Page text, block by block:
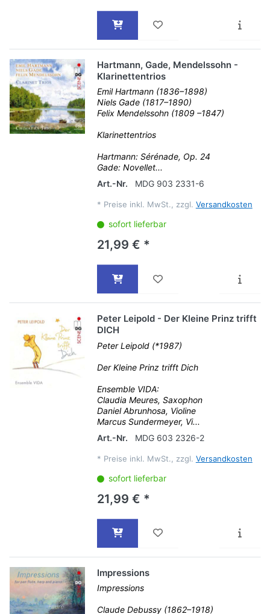
Hartmann, Gade, Mendelssohn -
Klarinettentrios
Emil Hartmann (1836–1898)
Niels Gade (1817–1890)
Felix Mendelssohn (1809 –1847)
Klarinettentrios
Hartmann: Sérénade, Op. 24
Gade: Novellet...
Art.-Nr.
MDG 903 2331-6
* Preise inkl. MwSt., zzgl. Versandkosten
sofort lieferbar
21,99 € *
Peter Leipold - Der Kleine Prinz trifft
DICH
Peter Leipold (*1987)
Der Kleine Prinz trifft Dich
Ensemble VIDA:
Claudia Meures, Saxophon
Daniel Abrunhosa, Violine
Marcus Sundermeyer, Vi...
Art.-Nr.
MDG 603 2326-2
* Preise inkl. MwSt., zzgl. Versandkosten
sofort lieferbar
21,99 € *
Impressions
Impressions
Claude Debussy (1862–1918)